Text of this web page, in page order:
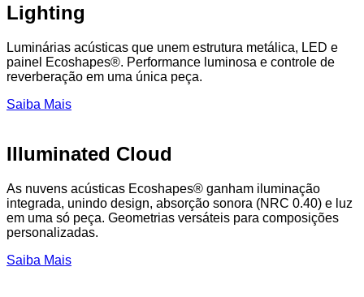
Lighting
Luminárias acústicas que unem estrutura metálica, LED e
painel Ecoshapes®. Performance luminosa e controle de
reverberação em uma única peça.
Saiba Mais
Illuminated Cloud
As nuvens acústicas Ecoshapes® ganham iluminação
integrada, unindo design, absorção sonora (NRC 0.40) e luz
em uma só peça. Geometrias versáteis para composições
personalizadas.
Saiba Mais